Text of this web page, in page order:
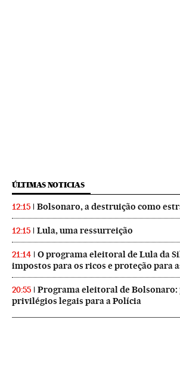
ÚLTIMAS NOTICIAS
12:15 Bolsonaro, a destruição como
12:15 Lula, uma ressurreição
21:14
O programa eleitoral de Lula da
impostos para os ricos e proteção para
20:55
Programa eleitoral de Bolsonaro:
privilégios legais para a Polícia